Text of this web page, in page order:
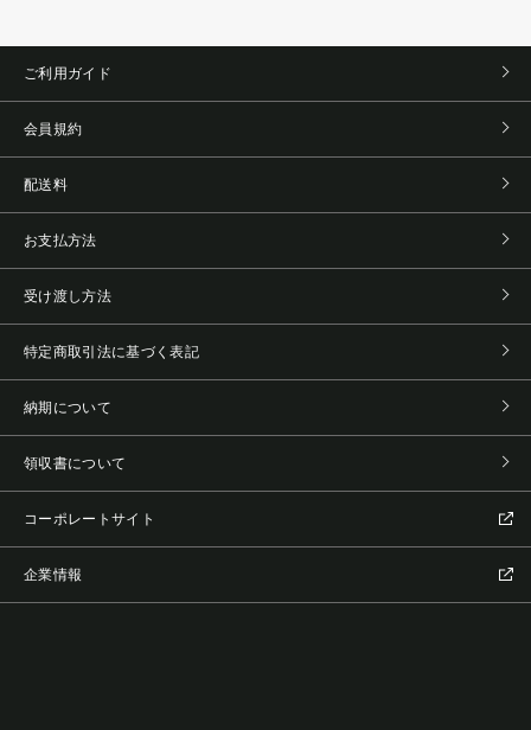
ご利用ガイド
会員規約
配送料
お支払方法
受け渡し方法
特定商取引法に基づく表記
納期について
領収書について
コーポレートサイト
企業情報